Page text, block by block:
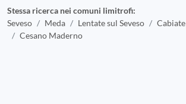
Stessa ricerca nei comuni limitrofi:
Seveso
Meda Lentate sul Seveso
Cabiate
Cesano Maderno